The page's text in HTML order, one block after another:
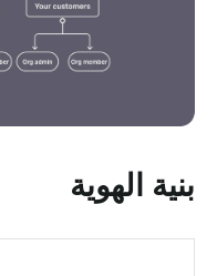
بنية الهوية